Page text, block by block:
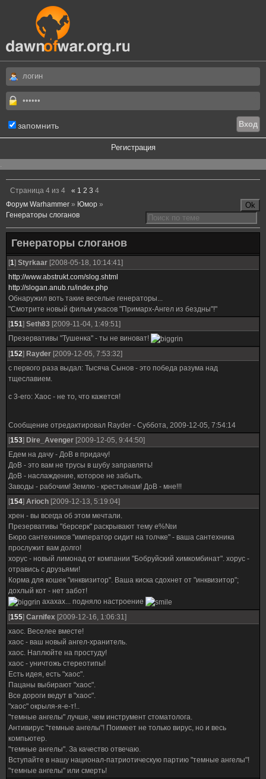
запомнить
Регистрация
.
Страница 4 из 4 « 1 2 3 4
Форум Warhammer » Юмор »
Генераторы слоганов
Генераторы слоганов
[1] Styrkaar [2008-05-18, 10:14:41]
http://www.abstrukt.com/slog.shtml
http://slogan.anub.ru/index.php
Обнаружил воть такие веселые генераторы...
"Смотрите новый фильм ужасов "Примарх-Ангел из бездны"!"
[151] Seth83 [2009-11-04, 1:49:51]
Презервативы "Тушенка" - ты не виноват!
[152] Rayder [2009-12-05, 7:53:32]
с первого раза выдал: Тысяча Сынов - это победа разума над
тщеславием.
с 3-его: Хаос - не то, что кажется!
Сообщение отредактировал Rayder - Суббота, 2009-12-05, 7:54:14
[153] Dire_Avenger [2009-12-05, 9:44:50]
Едем на дачу - ДоВ в придачу!
ДоВ - это вам не трусы в шубу заправлять!
ДоВ - наслаждение, которое не забыть.
Заводы - рабочим! Землю - крестьянам! ДоВ - мне!!!
[154] Ariоch [2009-12-13, 5:19:04]
хрен - вы всегда об этом мечтали.
Презервативы "берсерк" раскрывают тему е%№и
Бюро сантехников "император сидит на толчке" - ваша сантехника
прослужит вам долго!
хорус - новый лимонад от компании "Бобруйский химкомбинат". хорус -
отравись с друзьями!
Корма для кошек "инквизитор". Ваша киска сдохнет от "инквизитор";
дохлый кот - нет забот!
ахахах... подняло настроение
[155] Carnifex [2009-12-16, 1:06:31]
хаос. Веселее вместе!
хаос - ваш новый ангел-хранитель.
хаос. Наплюйте на простуду!
хаос - уничтожь стереотипы!
Есть идея, есть "хаос".
Пацаны выбирают "хаос".
Все дороги ведут в "хаос".
"хаос" окрыля-я-е-т!..
"темные ангелы" лучше, чем инструмент стоматолога.
Антивирус "темные ангелы"! Поимеет не только вирус, но и весь
компьютер.
"темные ангелы". За качество отвечаю.
Вступайте в нашу национал-патриотическую партию "темные ангелы"!
"темные ангелы" или смерть!